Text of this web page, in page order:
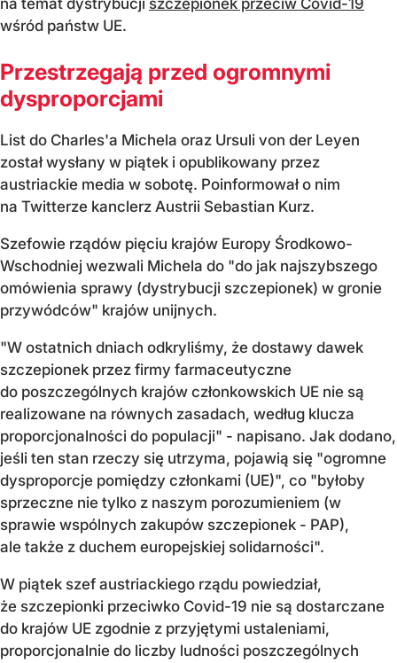
wśród państw UE.
Przestrzegają przed ogromnymi
dysproporcjami
List do Charles'a Michela oraz Ursuli von der Leyen
został wysłany w piątek i opublikowany przez
austriackie media w sobotę. Poinformował o nim
na Twitterze kanclerz Austrii Sebastian Kurz.
Szefowie rządów pięciu krajów Europy Środkowo-
Wschodniej wezwali Michela do "do jak najszybszego
omówienia sprawy (dystrybucji szczepionek) w gronie
przywódców" krajów unijnych.
"W ostatnich dniach odkryliśmy, że dostawy dawek
szczepionek przez firmy farmaceutyczne
do poszczególnych krajów członkowskich UE nie są
realizowane na równych zasadach, według klucza
proporcjonalności do populacji" - napisano. Jak dodano,
jeśli ten stan rzeczy się utrzyma, pojawią się "ogromne
dysproporcje pomiędzy członkami (UE)", co "byłoby
sprzeczne nie tylko z naszym porozumieniem (w
sprawie wspólnych zakupów szczepionek - PAP),
ale także z duchem europejskiej solidarności".
W piątek szef austriackiego rządu powiedział,
że szczepionki przeciwko Covid-19 nie są dostarczane
do krajów UE zgodnie z przyjętymi ustaleniami,
proporcjonalnie do liczby ludności poszczególnych